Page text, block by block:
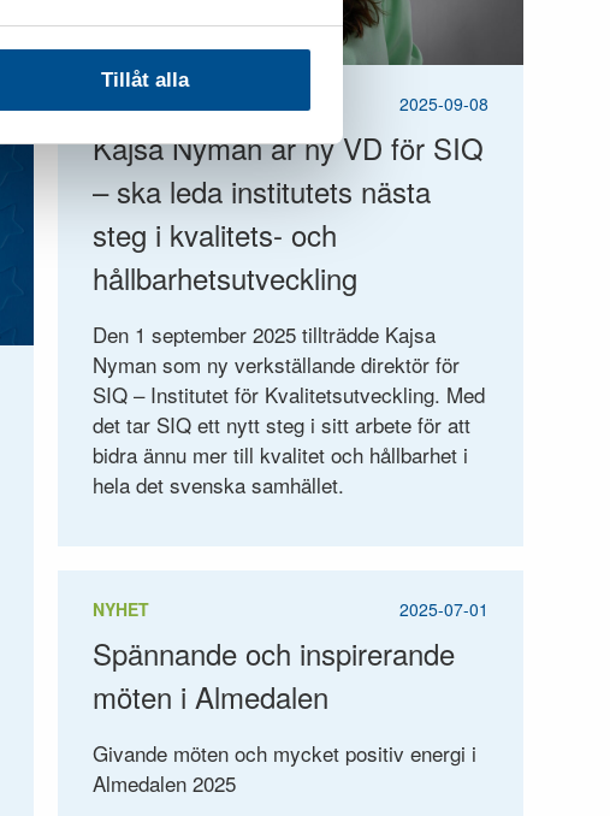
Tillåt alla
2025-09-08
Kajsa Nyman är ny VD för SIQ
– ska leda institutets nästa
steg i kvalitets- och
hållbarhetsutveckling
Den 1 september 2025 tillträdde Kajsa
Nyman som ny verkställande direktör för
SIQ – Institutet för Kvalitetsutveckling. Med
det tar SIQ ett nytt steg i sitt arbete för att
bidra ännu mer till kvalitet och hållbarhet i
hela det svenska samhället.
NYHET 2025-07-01
Spännande och inspirerande
möten i Almedalen
Givande möten och mycket positiv energi i
Almedalen 2025